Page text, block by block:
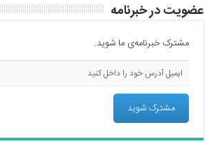
عضویت در خبرنامه
مشترک خبرنامه‌ی ما شوید.